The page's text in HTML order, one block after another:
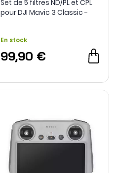
Set de 5 filtres ND/PL et CPL
pour DJI Mavic 3 Classic -
En stock
99,90 €